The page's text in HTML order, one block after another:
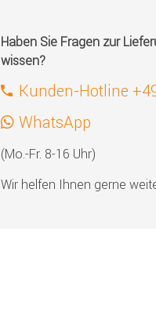
Haben Sie Fragen zur
wissen?
Kunden-Hotline
WhatsApp
(Mo.-Fr. 8-16 Uhr)
Wir helfen Ihnen gerne